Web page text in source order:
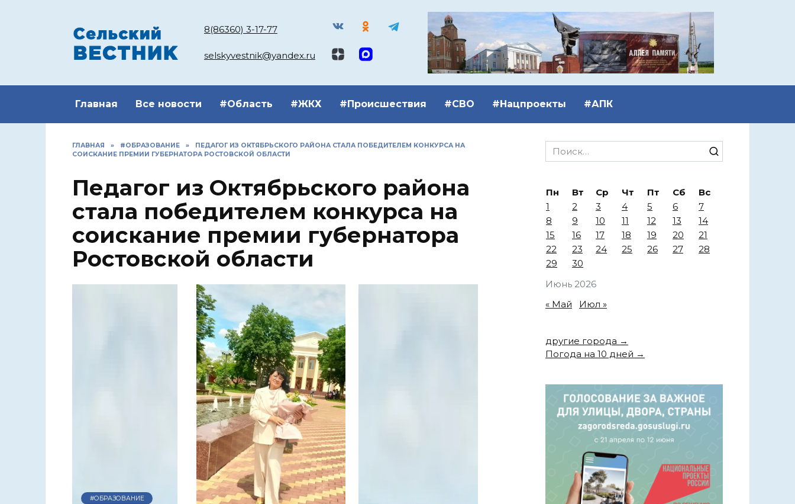
8(86360) 3-17-77
selskyvestnik@yandex.ru
Главная Все новости #Область #ЖКХ #Происшествия #СВО #Нацпроекты #АПК
ГЛАВНАЯ » #ОБРАЗОВАНИЕ »
ПЕДАГОГ ИЗ ОКТЯБРЬСКОГО РАЙОНА СТАЛА ПОБЕДИТЕЛЕМ КОНКУРСА НА
СОИСКАНИЕ ПРЕМИИ ГУБЕРНАТОРА РОСТОВСКОЙ ОБЛАСТИ
Педагог из Октябрьского района
стала победителем конкурса на
соискание премии губернатора
Ростовской области
#ОБРАЗОВАНИЕ
Search
for:
Июнь 2026
Пн Вт Ср Чт Пт Сб
Вс
1
2 3 4 5 6
7
8
9 10 11 12 13
14
15
16 17 18 19 20
21
22
23 24 25 26 27
28
29
30
« Май Июл »
другие города →
Погода на 10 дней →